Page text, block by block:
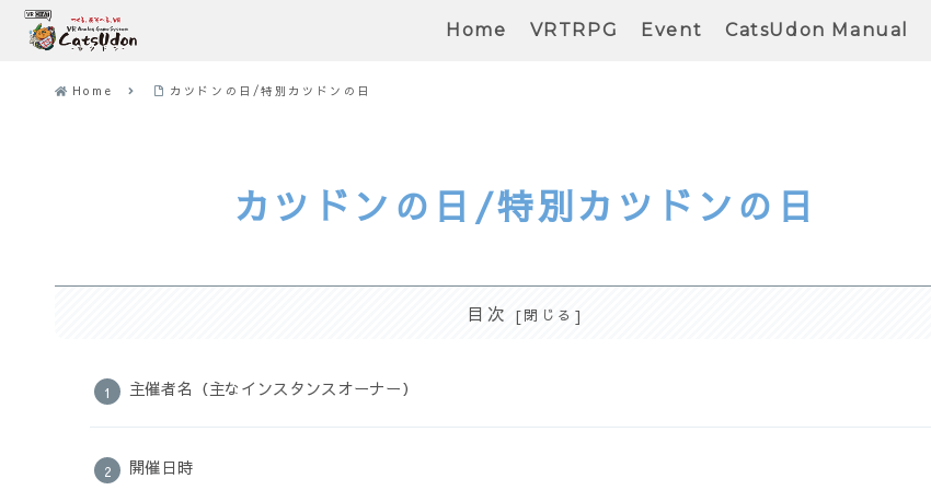
Home VRTRPG Event CatsUdon Manual
Home カツドンの日/特別カツドンの日
カツドンの日/特別カツドンの日
目次
主催者名（主なインスタンスオーナー）
開催日時